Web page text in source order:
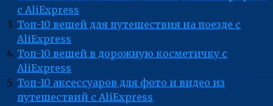
с AliExpress
Топ-10 вещей для путешествия на поезде с
AliExpress
Топ-10 вещей в дорожную косметичку с
AliExpress
Топ-10 аксессуаров для фото и видео из
путешествий с AliExpress